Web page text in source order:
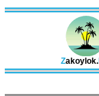
Zakoylok.